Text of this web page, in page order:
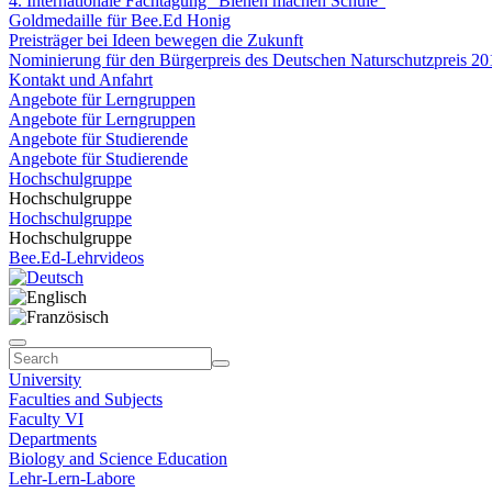
Goldmedaille für Bee.Ed Honig
Preisträger bei Ideen bewegen die Zukunft
Nominierung für den Bürgerpreis des Deutschen Naturschutzpreis
Kontakt und Anfahrt
Angebote für Lerngruppen
Angebote für Lerngruppen
Angebote für Studierende
Angebote für Studierende
Hochschulgruppe
Hochschulgruppe
Hochschulgruppe
Hochschulgruppe
Bee.Ed-Lehrvideos
University
Faculties and Subjects
Faculty VI
Departments
Biology and Science Education
Lehr-Lern-Labore